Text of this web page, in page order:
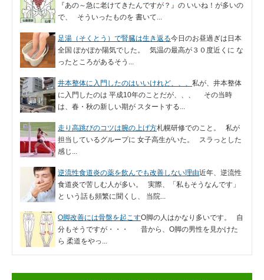
『あの～急に老けてきたんですが？』の いいね！が多いの
で、 そういったものを 書いて...
足湯（そくとう）で腎臓は生き返る今日のお昼過ぎは日本
全国 ぽかぽか陽気でした。 気温の最高が３０度近くに な
ったところがあるそう...
井本整体に入門したのはいいけれど、、、 私が、井本整体
に入門したのは 平成10年のことだが、、、 その当時
は、春・秋の新しい期が スタートする...
走り高跳びのコツは腕の上げ方札幌研修でのこと。 私が
担当しているグループに 女子高生がいた。 スラっとした
感じ...
逆流性食道炎の薬を飲んでも改善しない理由近年、逆流性
食道炎で苦しむ人が多い。 実際、「私もそうなんです」
と いう話も頻繁に聞くし、 当院...
O脚改善には骨盤を起こすO脚の人はかなり多いです。 自
分もそうですが・・・ 昔から、O脚の男性を見かけた
ら 柔道をやっ...